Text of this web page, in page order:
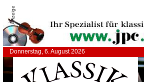
Anzeige
Donnerstag, 6. August 2026